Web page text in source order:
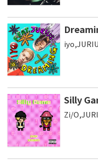
Silly
Zi/